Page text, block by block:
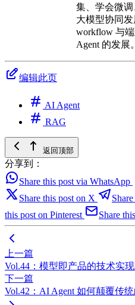
集、学会微
大模型协同
workflow 与
Agent 的发展。
编辑此页
AI Agent
RAG
返回顶部
分享到：
Share this post via WhatsApp
Share this post on X
this post on Pinterest
Share
上一篇
Vol.44：模型即产品的技术实
下一篇
Vol.42：AI Agent 如何颠覆传